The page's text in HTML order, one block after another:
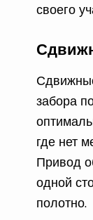
своего
забора
где нет
Привод
одной
полотно.